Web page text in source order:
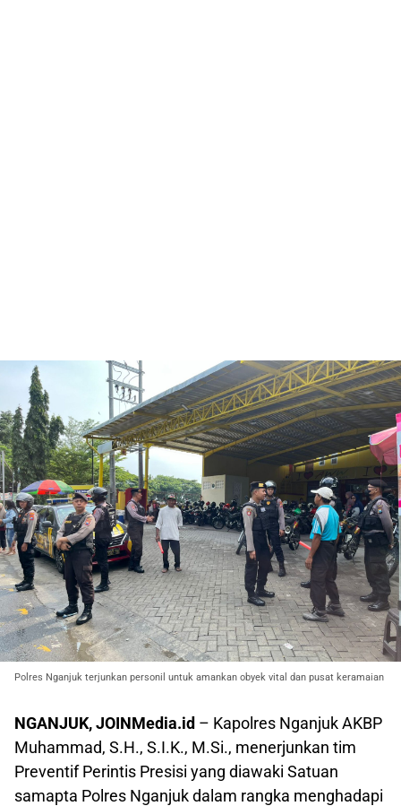
Polres Nganjuk terjunkan personil untuk amankan obyek vital dan pusat keramaian
NGANJUK, JOINMedia.id – Kapolres Nganjuk AKBP
Muhammad, S.H., S.I.K., M.Si., menerjunkan tim
Preventif Perintis Presisi yang diawaki Satuan
samapta Polres Nganjuk dalam rangka menghadapi